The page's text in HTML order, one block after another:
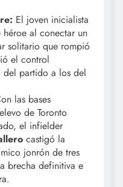
El joven inicialista
héroe al conectar un
solitario que rompió
el control
partido a los del
las bases
de Toronto
el infielder
castigó la
jonrón de tres
brecha definitiva e